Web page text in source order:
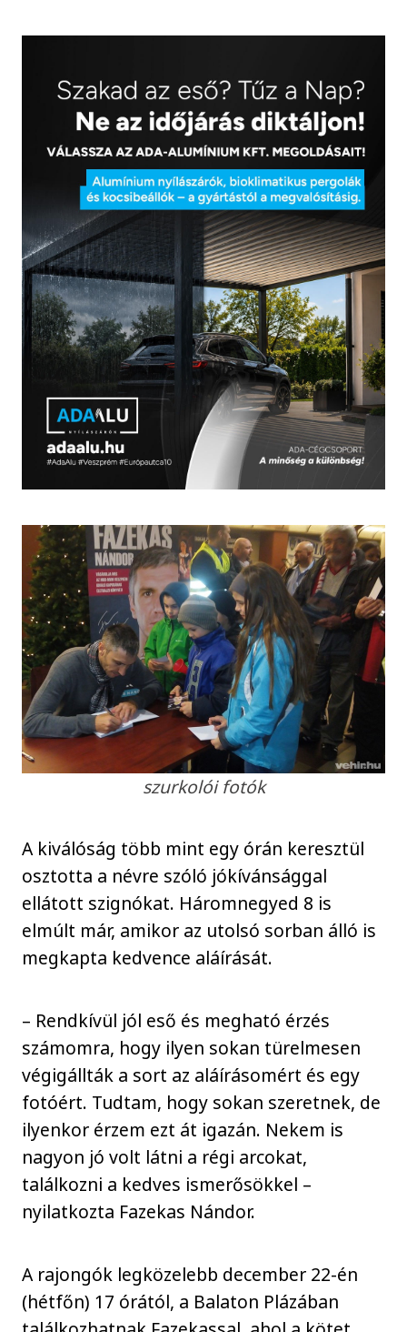
szurkolói fotók
A kiválóság több mint egy órán keresztül
osztotta a névre szóló jókívánsággal
ellátott szignókat. Háromnegyed 8 is
elmúlt már, amikor az utolsó sorban álló is
megkapta kedvence aláírását.
– Rendkívül jól eső és megható érzés
számomra, hogy ilyen sokan türelmesen
végigállták a sort az aláírásomért és egy
fotóért. Tudtam, hogy sokan szeretnek, de
ilyenkor érzem ezt át igazán. Nekem is
nagyon jó volt látni a régi arcokat,
találkozni a kedves ismerősökkel –
nyilatkozta Fazekas Nándor.
A rajongók legközelebb december 22-én
(hétfőn) 17 órától, a Balaton Plázában